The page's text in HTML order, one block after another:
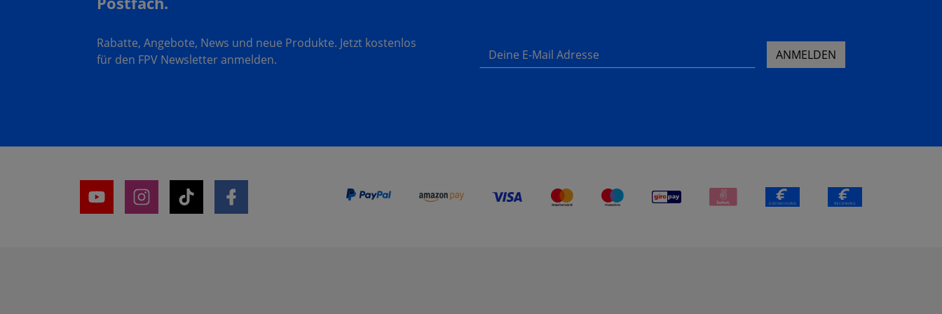
Rabatte, Angebote, News und neue Produkte. Jetzt kostenlos
für den FPV Newsletter anmelden.
Deine E-Mail Adresse ANMELDEN